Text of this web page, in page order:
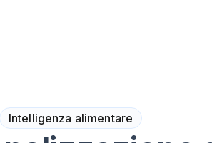
Intelligenza alimentare